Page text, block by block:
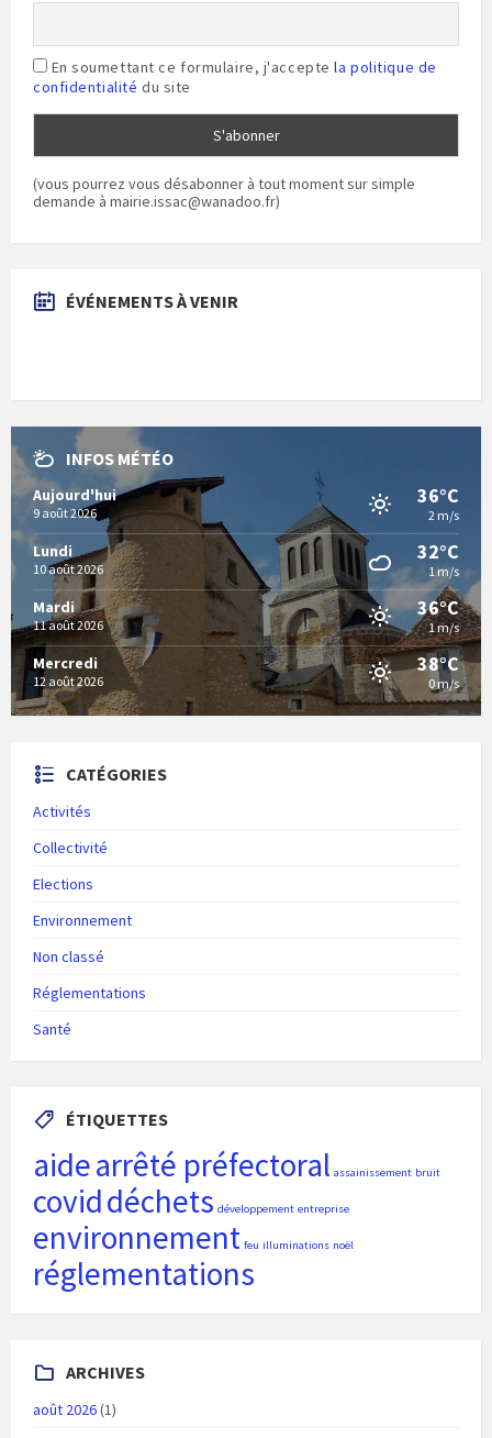
En soumettant ce formulaire, j'acceptela politique de
confidentialité du site
(vous pourrez vous désabonner à tout moment sur simple
demande à mairie.issac@wanadoo.fr)
ÉVÉNEMENTS À VENIR
INFOS MÉTÉO
Aujourd'hui
9 août 2026
36°C
2 m/s
Lundi
10 août 2026
32°C
1 m/s
Mardi
11 août 2026
36°C
1 m/s
Mercredi
12 août 2026
38°C
0 m/s
CATÉGORIES
Activités
Collectivité
Elections
Environnement
Non classé
Réglementations
Santé
ÉTIQUETTES
aidearrêté préfectoral assainissement bruit
coviddéchets développement entreprise
environnement feu illuminations noël
réglementations
ARCHIVES
août 2026(1)